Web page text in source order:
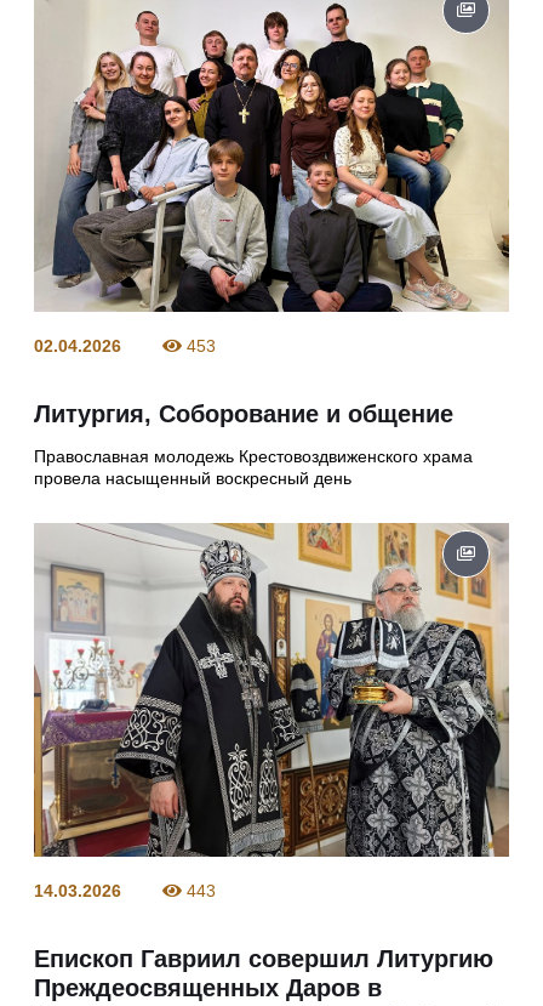
02.04.2026 453
Литургия, Соборование и общение
Православная молодежь Крестовоздвиженского храма
провела насыщенный воскресный день
14.03.2026 443
Епископ Гавриил совершил Литургию
Преждеосвященных Даров в